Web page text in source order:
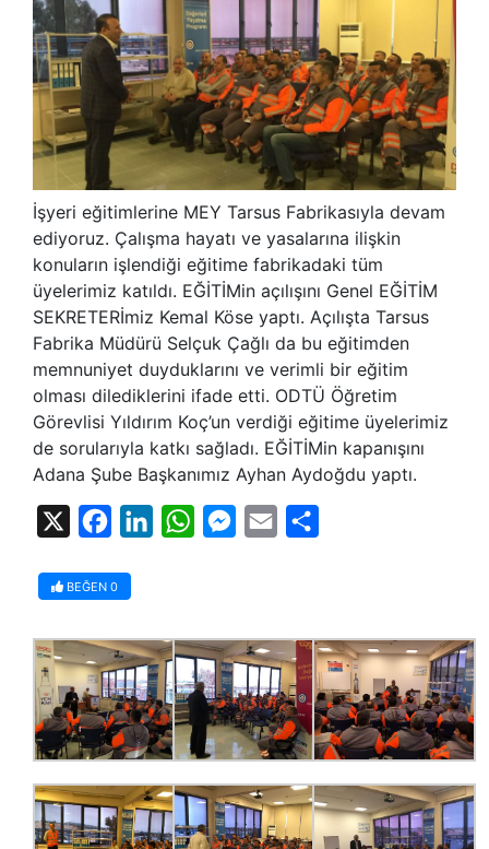
İşyeri eğitimlerine MEY Tarsus Fabrikasıyla devam
ediyoruz. Çalışma hayatı ve yasalarına ilişkin
konuların işlendiği eğitime fabrikadaki tüm
üyelerimiz katıldı. EĞİTİMin açılışını Genel EĞİTİM
SEKRETERİmiz Kemal Köse yaptı. Açılışta Tarsus
Fabrika Müdürü Selçuk Çağlı da bu eğitimden
memnuniyet duyduklarını ve verimli bir eğitim
olması dilediklerini ifade etti. ODTÜ Öğretim
Görevlisi Yıldırım Koç’un verdiği eğitime üyelerimiz
de sorularıyla katkı sağladı. EĞİTİMin kapanışını
Adana Şube Başkanımız Ayhan Aydoğdu yaptı.
FacebookLinkedInWhatsAppMessenger
Email
BEĞEN 0